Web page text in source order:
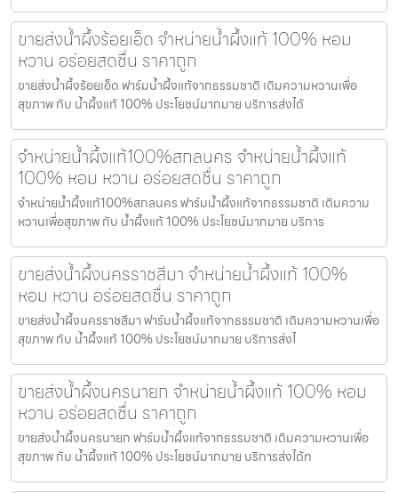
ขายส่งน้ำผึ้งร้อยเอ็ด จำหน่ายน้ำผึ้งแท้ 100% หอม
หวาน อร่อยสดชื่น ราคาถูก
ขายส่งน้ำผึ้งร้อยเอ็ด ฟาร์มน้ำผึ้งแท้จากธรรมชาติ เติมความหวานเพื่อ
สุขภาพ กับ น้ำผึ้งแท้ 100% ประโยชน์มากมาย บริการส่งได้
จำหน่ายน้ำผึ้งแท้100%สกลนคร จำหน่ายน้ำผึ้งแท้
100% หอม หวาน อร่อยสดชื่น ราคาถูก
จำหน่ายน้ำผึ้งแท้100%สกลนคร ฟาร์มน้ำผึ้งแท้จากธรรมชาติ เติมความ
หวานเพื่อสุขภาพ กับ น้ำผึ้งแท้ 100% ประโยชน์มากมาย บริการ
ขายส่งน้ำผึ้งนครราชสีมา จำหน่ายน้ำผึ้งแท้ 100%
หอม หวาน อร่อยสดชื่น ราคาถูก
ขายส่งน้ำผึ้งนครราชสีมา ฟาร์มน้ำผึ้งแท้จากธรรมชาติ เติมความหวานเพื่อ
สุขภาพ กับ น้ำผึ้งแท้ 100% ประโยชน์มากมาย บริการส่งไ
ขายส่งน้ำผึ้งนครนายก จำหน่ายน้ำผึ้งแท้ 100% หอม
หวาน อร่อยสดชื่น ราคาถูก
ขายส่งน้ำผึ้งนครนายก ฟาร์มน้ำผึ้งแท้จากธรรมชาติ เติมความหวานเพื่อ
สุขภาพ กับ น้ำผึ้งแท้ 100% ประโยชน์มากมาย บริการส่งได้ท